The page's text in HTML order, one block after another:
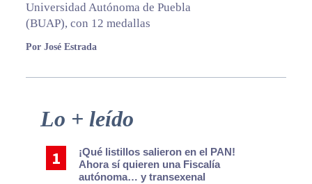
Universidad Autónoma de Puebla
(BUAP), con 12 medallas
Por José Estrada
Primary
Lo + leído
¡Qué listillos salieron en el PAN!
Ahora sí quieren una Fiscalía
autónoma… y transexenal